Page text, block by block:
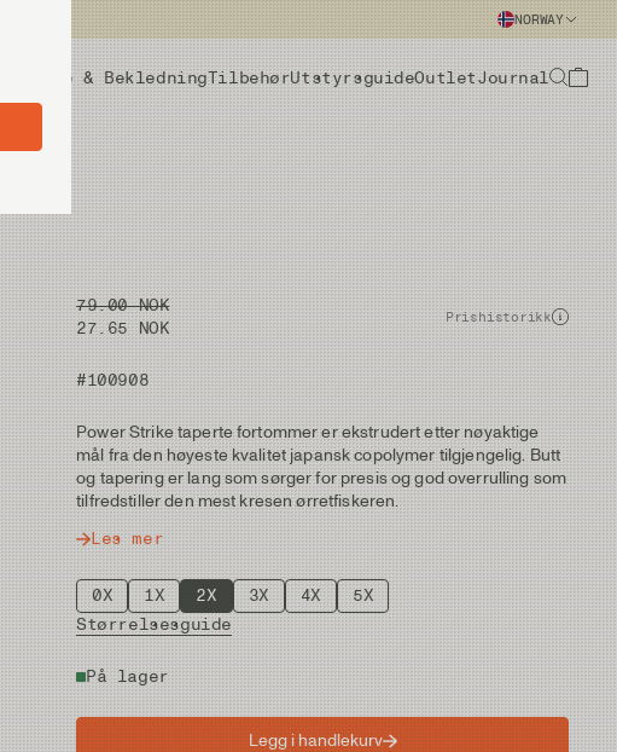
NORWAY
Vadere & BekledningTilbehørUtstyrsguideOutletJournal
79.00 NOK
27.65 NOK
Prishistorikk
#100908
Power Strike taperte fortommer er ekstrudert etter nøyaktige
mål fra den høyeste kvalitet japansk copolymer tilgjengelig. Butt
og tapering er lang som sørger for presis og god overrulling som
tilfredstiller den mest kresen ørretfiskeren.
Les mer
0X 1X 2X 3X 4X
5X
Størrelsesguide
På lager
Legg i handlekurv